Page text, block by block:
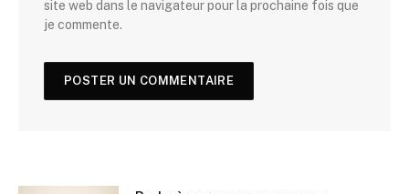
site web dans le navigateur pour la prochaine fois que
je commente.